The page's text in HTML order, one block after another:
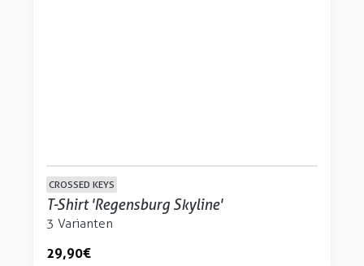
CROSSED KEYS
T-Shirt 'Regensburg Skyline'
3 Varianten
29,90 €